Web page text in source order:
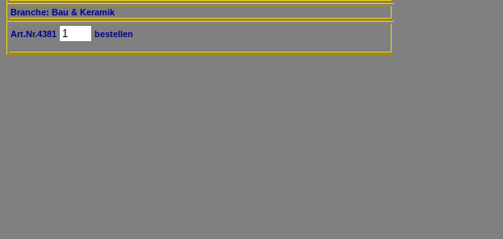
Branche: Bau & Keramik
Art.Nr.4381 bestellen